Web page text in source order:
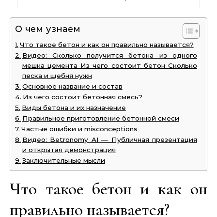
О чем узнаем
Что такое бетон и как он правильно называется?
Видео: Сколько получится бетона из одного
мешка цемента Из чего состоит бетон Сколько
песка и щебня нужн
Основное название и состав
Из чего состоит бетонная смесь?
Виды бетона и их назначение
Правильное приготовление бетонной смеси
Частые ошибки и misconceptions
Видео: Betronomy AI — Публичная презентация
и открытая демонстрация
Заключительные мысли
Что такое бетон и как он
правильно называется?